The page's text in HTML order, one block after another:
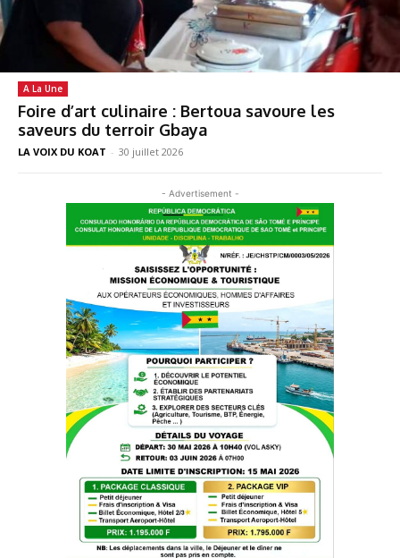
A La Une
Foire d’art culinaire : Bertoua savoure les
saveurs du terroir Gbaya
LA VOIX DU KOAT - 30 juillet 2026
- Advertisement -